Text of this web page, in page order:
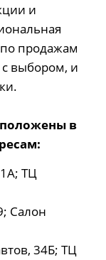
и
продажам
выбором, и
в
ТЦ
Салон
34Б; ТЦ